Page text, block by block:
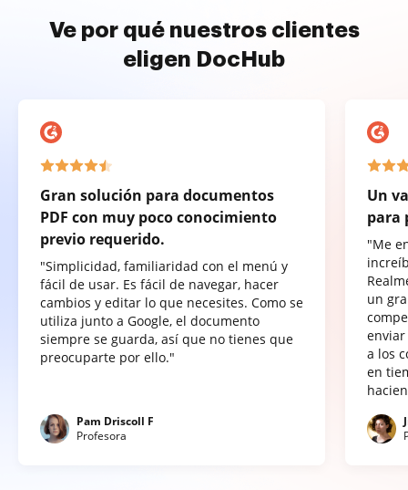
Ve por qué nuestros clientes
eligen DocHub
Gran solución para documentos
PDF con muy poco conocimiento
previo requerido.
"Simplicidad, familiaridad con el menú y
fácil de usar. Es fácil de navegar, hacer
cambios y editar lo que necesites. Como se
utiliza junto a Google, el documento
siempre se guarda, así que no tienes que
preocuparte por ello."
Pam Driscoll F
Profesora
Un
para
"Me
un
a los
en